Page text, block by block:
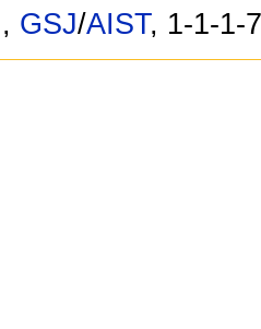
, GSJ/AIST, 1-1-1-